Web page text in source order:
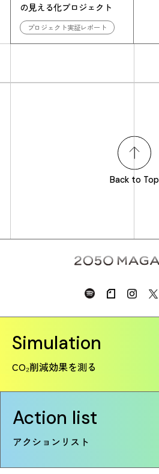
の見える化プロジェクト
プロジェクト実証レポート
Back to Top
Simulation
CO₂削減効果を測る
Action list
アクションリスト